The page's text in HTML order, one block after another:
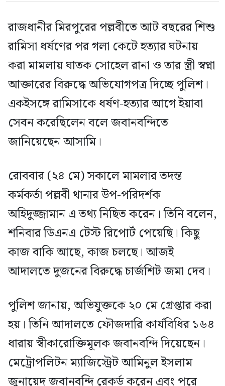
রাজধানীর মিরপুরের পল্লবীতে আট বছরের শিশু
রামিসা ধর্ষণের পর গলা কেটে হত্যার ঘটনায়
করা মামলায় ঘাতক সোহেল রানা ও তার স্ত্রী স্বপ্না
আক্তারের বিরুদ্ধে অভিযোগপত্র দিচ্ছে পুলিশ।
একইসঙ্গে রামিসাকে ধর্ষণ-হত্যার আগে ইয়াবা
সেবন করেছিলেন বলে জবানবন্দিতে
জানিয়েছেন আসামি।
রোববার (২৪ মে) সকালে মামলার তদন্ত
কর্মকর্তা পল্লবী থানার উপ-পরিদর্শক
অহিদুজ্জামান এ তথ্য নিছিত করেন। তিনি বলেন,
শনিবার ডিএনএ টেস্ট রিপোর্ট পেয়েছি। কিছু
কাজ বাকি আছে, কাজ চলছে। আজই
আদালতে দুজনের বিরুদ্ধে চার্জশিট জমা দেব।
পুলিশ জানায়, অভিযুক্তকে ২০ মে গ্রেপ্তার করা
হয়। তিনি আদালতে ফৌজদারি কার্যবিধির ১৬৪
ধারায় স্বীকারোক্তিমূলক জবানবন্দি দিয়েছেন।
মেট্রোপলিটন ম্যাজিস্ট্রেট আমিনুল ইসলাম
জুনায়েদ জবানবন্দি রেকর্ড করেন এবং পরে